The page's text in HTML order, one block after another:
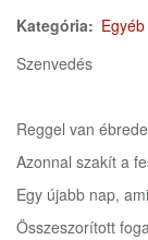
Kategória
Egyéb
Szenvedés
Reggel van
Azonnal szakít a
Egy újabb nap,
Összeszorított